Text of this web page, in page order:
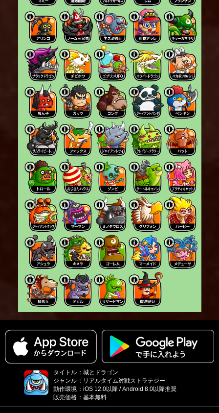
タイトル ： 城とドラゴン
ジャンル ： リアルタイム対戦ストラテジー
動作環境 ： iOS 12.0以降 / Android 8.0以降推奨
販売価格 ： 基本無料